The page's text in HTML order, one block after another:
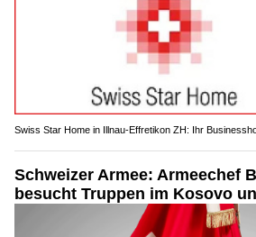
Swiss Star Home in Illnau-Effretikon ZH: Ihr
Schweizer Armee: Armeechef
besucht Truppen im Kosovo